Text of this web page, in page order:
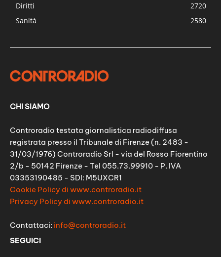
Diritti
2720
Sanità
2580
CHI SIAMO
Controradio testata giornalistica radiodiffusa
registrata presso il Tribunale di Firenze (n. 2483 -
31/03/1976) Controradio Srl - via del Rosso Fiorentino
2/b - 50142 Firenze - Tel 055.73.99910 - P. IVA
03353190485 - SDI: M5UXCR1
Cookie Policy di www.controradio.it
Privacy Policy di www.controradio.it
Contattaci: info@controradio.it
SEGUICI